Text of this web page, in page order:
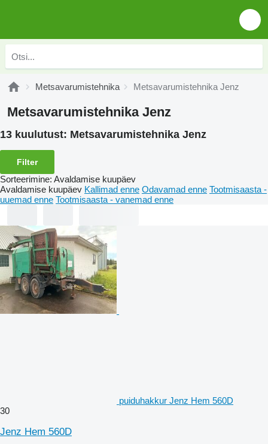
Metsavarumistehnika Metsavarumistehnika Jenz
Metsavarumistehnika Jenz
13 kuulutust: Metsavarumistehnika Jenz
Filter
Sorteerimine: Avaldamise kuupäev
Avaldamise kuupäev Kallimad enne Odavamad enne Tootmisaasta -
uuemad enne Tootmisaasta - vanemad enne
puiduhakkur Jenz Hem 560D
30
Jenz Hem 560D